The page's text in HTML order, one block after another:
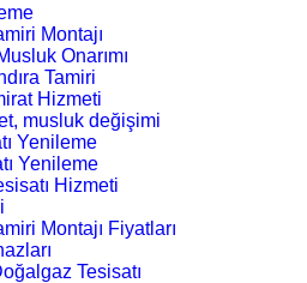
Montajı
Onarımı
Tamiri
Hizmeti
musluk değişimi
Yenileme
Yenileme
Hizmeti
Montajı Fiyatları
Tesisatı